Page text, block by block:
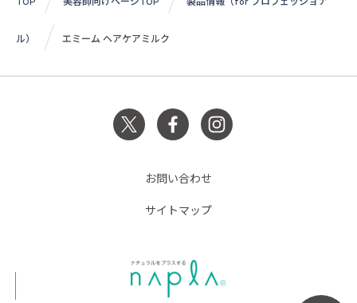
ル） エミーム ヘアケアミルク
お問い合わせ
サイトマップ